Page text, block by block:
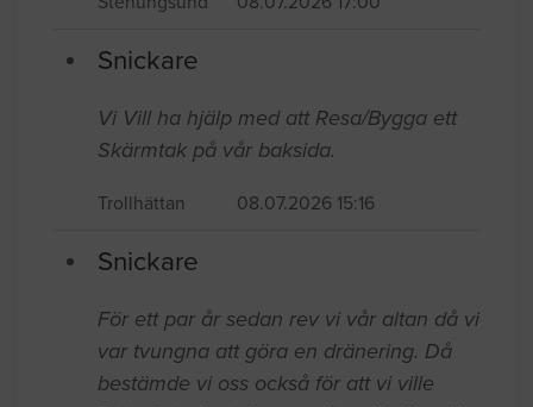
Snickare
Vi Vill ha hjälp med att Resa/Bygga ett
Skärmtak på vår baksida.
Trollhättan 08.07.2026 15:16
Snickare
För ett par år sedan rev vi vår altan då vi
var tvungna att göra en dränering. Då
bestämde vi oss också för att vi ville